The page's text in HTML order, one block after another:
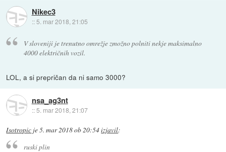
Nikec3
:: 5. mar 2018, 21:05
V sloveniji je trenutno omrežje zmožno polniti nekje maksimalno
4000 električnih vozil.
LOL, a si prepričan da ni samo 3000?
nsa_ag3nt
::5. mar 2018, 21:07
Isotropic je5. mar 2018 ob 20:54izjavil:
ruski plin